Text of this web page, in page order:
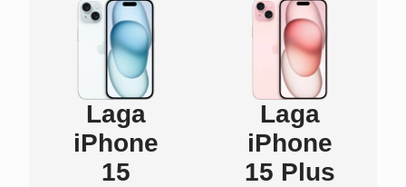
Laga
iPhone
15
Laga
iPhone
15 Plus